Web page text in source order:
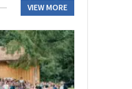
VIEW MORE